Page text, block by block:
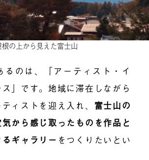
の上から見えた富士山
るのは、「アーティスト・イ
」です。地域に滞在しながら
ィストを迎え入れ、 富士山の
から感じ取ったものを作品と
ギャラリー をつくりたいとい